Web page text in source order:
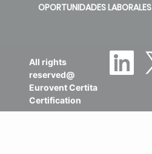
OPORTUNIDADES LABORALES
All rights
reserved@
Eurovent Certita
Certification